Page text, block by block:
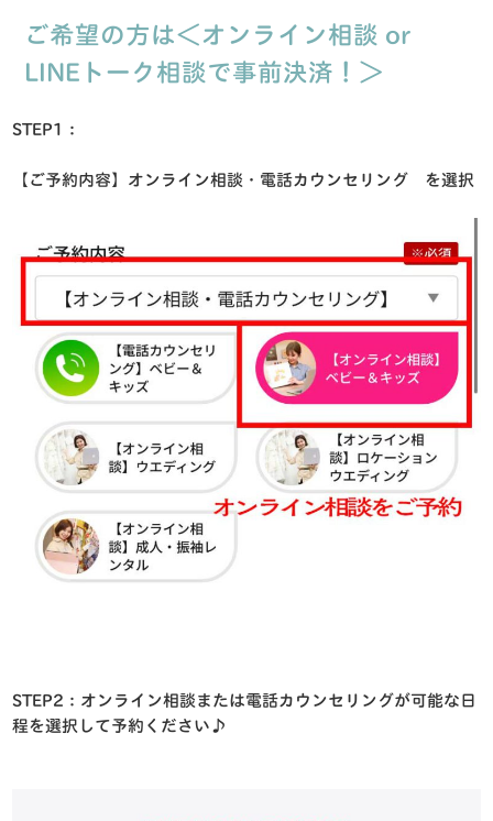
ご希望の方は＜オンライン相談 or
LINEトーク相談で事前決済！＞
STEP1：
【ご予約内容】オンライン相談・電話カウンセリング を選択
STEP2：オンライン相談または電話カウンセリングが可能な日
程を選択して予約ください♪